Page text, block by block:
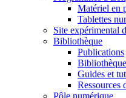
Matériel en
Tablettes
Site expérimental
Bibliothèque
Publications
Guides et
Ressources
Pôle numérique